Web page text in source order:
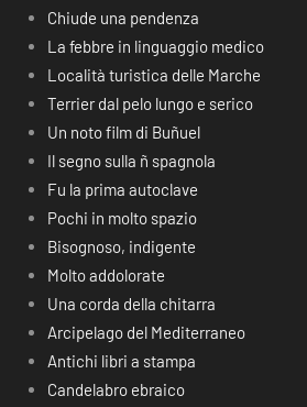
Chiude una pendenza
La febbre in linguaggio medico
Località turistica delle Marche
Terrier dal pelo lungo e serico
Un noto film di Buñuel
Il segno sulla ñ spagnola
Fu la prima autoclave
Pochi in molto spazio
Bisognoso, indigente
Molto addolorate
Una corda della chitarra
Arcipelago del Mediterraneo
Antichi libri a stampa
Candelabro ebraico